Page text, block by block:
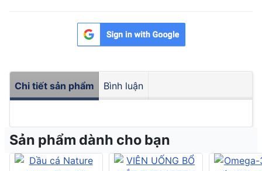
Chi tiết sản phẩm Bình luận
Sản phẩm dành cho bạn